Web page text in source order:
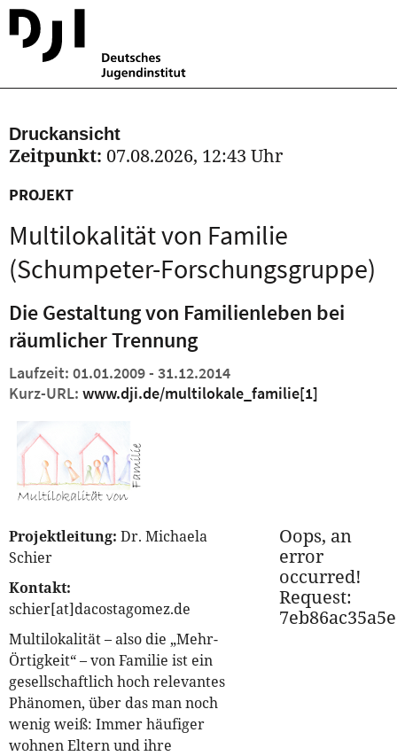
Druckansicht
Zeitpunkt: 07.08.2026, 12:43 Uhr
PROJEKT
Multilokalität von Familie
(Schumpeter-Forschungsgruppe)
Die Gestaltung von Familienleben bei
räumlicher Trennung
Laufzeit: 01.01.2009 - 31.12.2014
Kurz-URL: www.dji.de/multilokale_familie[1]
Projektleitung: Dr. Michaela
Schier
Kontakt:
schier[at]dacostagomez.de
Multilokalität – also die „Mehr-
Örtigkeit“ – von Familie ist ein
gesellschaftlich hoch relevantes
Phänomen, über das man noch
wenig weiß: Immer häufiger
wohnen Eltern und ihre
Oops, an
error
occurred!
Request: